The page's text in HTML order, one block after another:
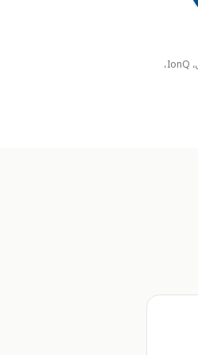
الرئيسة السابقة لتطوير الأعمال، IonQ،